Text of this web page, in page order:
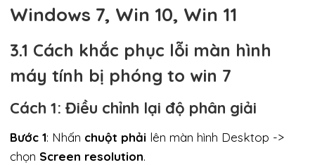
Windows 7, Win 10, Win 11
3.1 Cách khắc phục lỗi màn hình
máy tính bị phóng to win 7
Cách 1: Điều chỉnh lại độ phân giải
Bước 1: Nhấn chuột phải lên màn hình Desktop ->
chọn Screen resolution.